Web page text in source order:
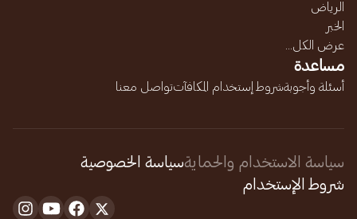
الرياض
الخبر
عرض الكل...
مساعدة
أسئلة وأجوبةشروط إستخدام المكافآتتواصل معنا
سياسة الاستخدام والحمايةسياسة الخصوصية
شروط الإستخدام